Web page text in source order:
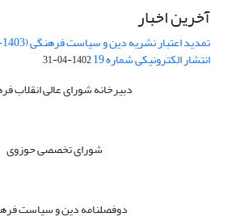
آخرین اخبار
تمدید اعتبار نشریه دین و سیاست فرهنگی (1403- 1405)
انتشار الکترونیکی شماره 19 1402-04-31
دبیرخانه شورای عالی انقلاب
شورای تخصصی حوزوی
دوفصلنامه دین و سیاست